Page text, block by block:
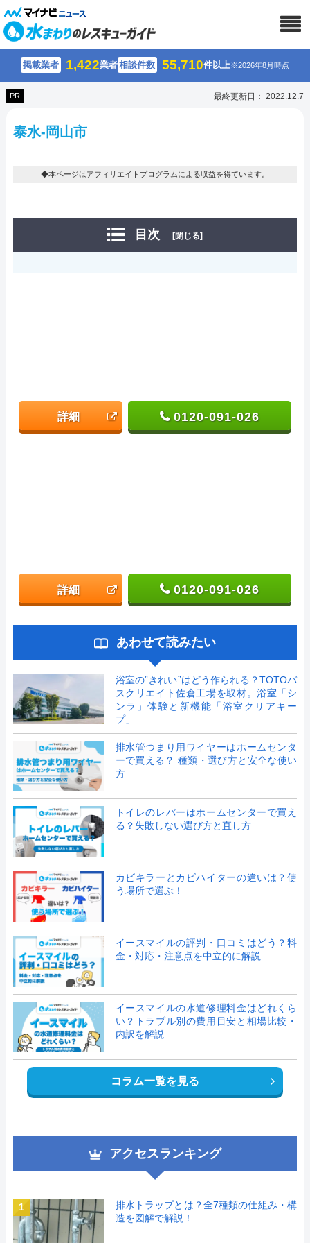
掲載業者 1,422業者相談件数 55,710件以上※2026年8月時点
PR 最終更新日： 2022.12.7
泰水-岡山市
◆本ページはアフィリエイトプログラムによる収益を得ています。
目次 [閉じる]
詳細 0120-091-026
詳細 0120-091-026
あわせて読みたい
浴室の”きれい”はどう作られる？TOTOバ
スクリエイト佐倉工場を取材。浴室「シ
ンラ」体験と新機能「浴室クリアキー
プ」
排水管つまり用ワイヤーはホームセンタ
ーで買える？ 種類・選び方と安全な使い
方
トイレのレバーはホームセンターで買え
る？失敗しない選び方と直し方
カビキラーとカビハイターの違いは？使
う場所で選ぶ！
イースマイルの評判・口コミはどう？料
金・対応・注意点を中立的に解説
イースマイルの水道修理料金はどれくら
い？トラブル別の費用目安と相場比較・
内訳を解説
コラム一覧を見る
アクセスランキング
1
排水トラップとは？全7種類の仕組み・構
造を図解で解説！